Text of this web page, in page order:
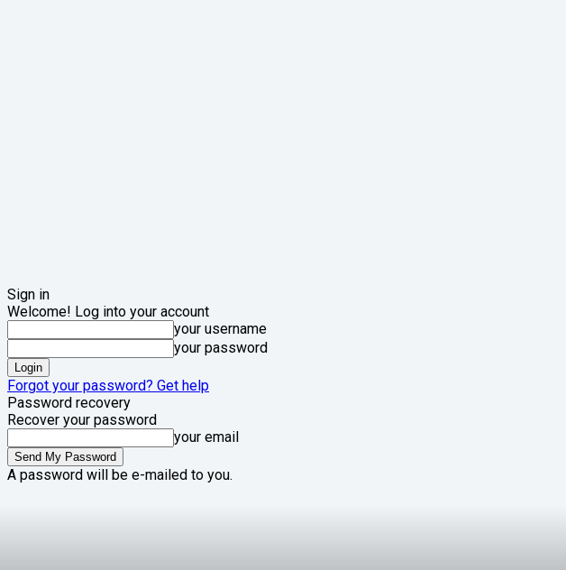
Sign in
Welcome! Log into your account
your username
your password
Forgot your password? Get help
Password recovery
Recover your password
your email
A password will be e-mailed to you.